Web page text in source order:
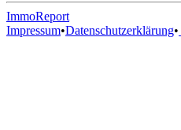
ImmoReport
Impressum•Datenschutzerklärung•